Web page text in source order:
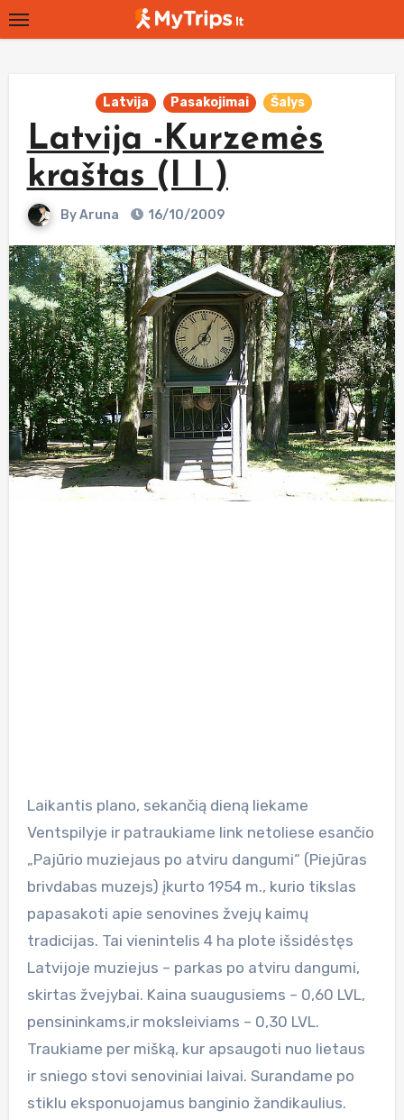
Skip
to
Latvija Pasakojimai Šalys
Latvija -Kurzemės
kraštas (I I )
ByAruna 16/10/2009
Laikantis plano, sekančią dieną liekame
Ventspilyje ir patraukiame link netoliese esančio
„Pajūrio muziejaus po atviru dangumi“ (Piejūras
brivdabas muzejs) įkurto 1954 m., kurio tikslas
papasakoti apie senovines žvejų kaimų
tradicijas. Tai vienintelis 4 ha plote išsidėstęs
Latvijoje muziejus – parkas po atviru dangumi,
skirtas žvejybai. Kaina suaugusiems – 0,60 LVL,
pensininkams,ir moksleiviams – 0,30 LVL.
Traukiame per mišką, kur apsaugoti nuo lietaus
ir sniego stovi senoviniai laivai. Surandame po
stiklu eksponuojamus banginio žandikaulius.